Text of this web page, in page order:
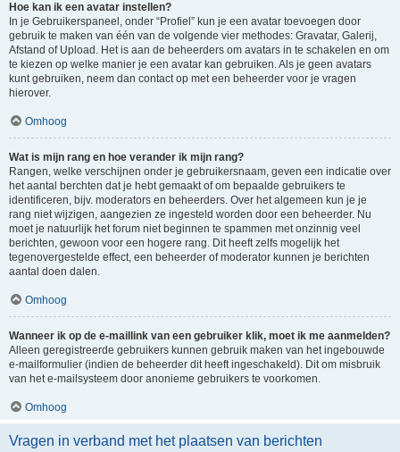
Hoe kan ik een avatar instellen?
In je Gebruikerspaneel, onder “Profiel” kun je een avatar toevoegen door
gebruik te maken van één van de volgende vier methodes: Gravatar, Galerij,
Afstand of Upload. Het is aan de beheerders om avatars in te schakelen en om
te kiezen op welke manier je een avatar kan gebruiken. Als je geen avatars
kunt gebruiken, neem dan contact op met een beheerder voor je vragen
hierover.
Omhoog
Wat is mijn rang en hoe verander ik mijn rang?
Rangen, welke verschijnen onder je gebruikersnaam, geven een indicatie over
het aantal berchten dat je hebt gemaakt of om bepaalde gebruikers te
identificeren, bijv. moderators en beheerders. Over het algemeen kun je je
rang niet wijzigen, aangezien ze ingesteld worden door een beheerder. Nu
moet je natuurlijk het forum niet beginnen te spammen met onzinnig veel
berichten, gewoon voor een hogere rang. Dit heeft zelfs mogelijk het
tegenovergestelde effect, een beheerder of moderator kunnen je berichten
aantal doen dalen.
Omhoog
Wanneer ik op de e-maillink van een gebruiker klik, moet ik me aanmelden?
Alleen geregistreerde gebruikers kunnen gebruik maken van het ingebouwde
e-mailformulier (indien de beheerder dit heeft ingeschakeld). Dit om misbruik
van het e-mailsysteem door anonieme gebruikers te voorkomen.
Omhoog
Vragen in verband met het plaatsen van berichten